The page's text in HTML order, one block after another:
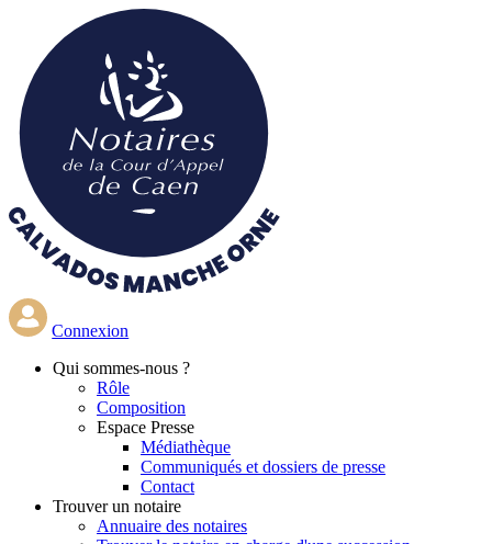
contenu
principal
Connexion
Qui sommes-nous ?
Rôle
Composition
Espace Presse
Médiathèque
Communiqués et dossiers de presse
Contact
Trouver un notaire
Annuaire des notaires